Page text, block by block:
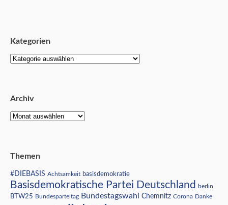
Kategorien
Archiv
Themen
#DIEBASIS Achtsamkeit basisdemokratie
Basisdemokratische Partei Deutschland berlin
BTW25 Bundesparteitag Bundestagswahl Chemnitz Corona Danke